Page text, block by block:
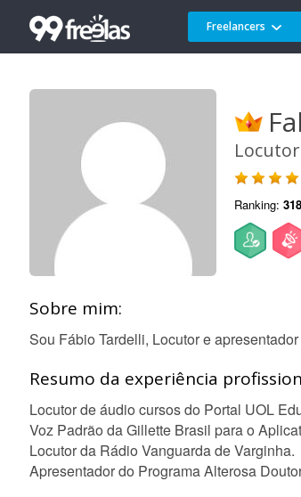
Freelancers
Locutor
Ranking: 318
Sobre mim:
Sou Fábio Tardelli, Locutor e
Resumo da experiência
Locutor de áudio cursos do Portal UOL
Voz Padrão da Gillette Brasil para o
Locutor da Rádio Vanguarda de Varginha.
Apresentador do Programa Alterosa